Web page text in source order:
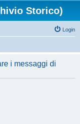
Storico)
Login
i messaggi di